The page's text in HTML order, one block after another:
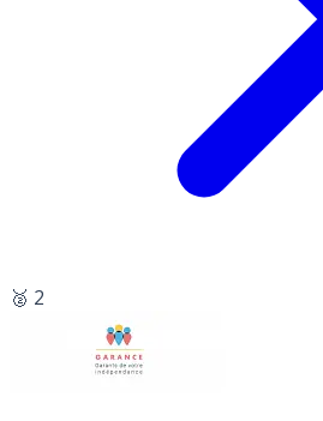
🥈 2